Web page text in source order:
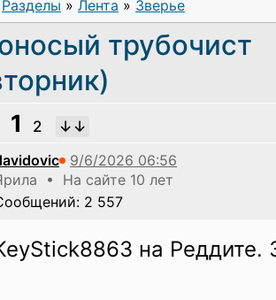
Разделы » Лента » Зверье
трубочист
1
2
• На сайте 10 лет
2 557
на Реддите.